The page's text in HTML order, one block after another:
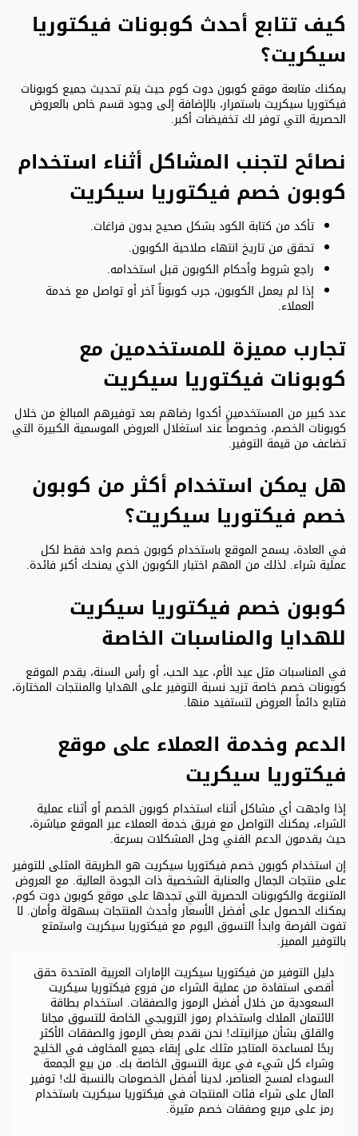
كيف تتابع أحدث كوبونات فيكتوريا
سيكريت؟
يمكنك متابعة موقع كوبون دوت كوم حيث يتم تحديث جميع كوبونات
فيكتوريا سيكريت باستمرار، بالإضافة إلى وجود قسم خاص بالعروض
الحصرية التي توفر لك تخفيضات أكبر.
نصائح لتجنب المشاكل أثناء استخدام
كوبون خصم فيكتوريا سيكريت
تأكد من كتابة الكود بشكل صحيح بدون فراغات.
تحقق من تاريخ انتهاء صلاحية الكوبون.
راجع شروط وأحكام الكوبون قبل استخدامه.
إذا لم يعمل الكوبون، جرب كوبوناً آخر أو تواصل مع خدمة
العملاء.
تجارب مميزة للمستخدمين مع
كوبونات فيكتوريا سيكريت
عدد كبير من المستخدمين أكدوا رضاهم بعد توفيرهم المبالغ من خلال
كوبونات الخصم، وخصوصاً عند استغلال العروض الموسمية الكبيرة التي
تضاعف من قيمة التوفير.
هل يمكن استخدام أكثر من كوبون
خصم فيكتوريا سيكريت؟
في العادة، يسمح الموقع باستخدام كوبون خصم واحد فقط لكل
عملية شراء. لذلك من المهم اختيار الكوبون الذي يمنحك أكبر فائدة.
كوبون خصم فيكتوريا سيكريت
للهدايا والمناسبات الخاصة
في المناسبات مثل عيد الأم، عيد الحب، أو رأس السنة، يقدم الموقع
كوبونات خصم خاصة تزيد نسبة التوفير على الهدايا والمنتجات المختارة،
فتابع دائماً العروض لتستفيد منها.
الدعم وخدمة العملاء على موقع
فيكتوريا سيكريت
إذا واجهت أي مشاكل أثناء استخدام كوبون الخصم أو أثناء عملية
الشراء، يمكنك التواصل مع فريق خدمة العملاء عبر الموقع مباشرة،
حيث يقدمون الدعم الفني وحل المشكلات بسرعة.
إن استخدام كوبون خصم فيكتوريا سيكريت هو الطريقة المثلى للتوفير
على منتجات الجمال والعناية الشخصية ذات الجودة العالية. مع العروض
المتنوعة والكوبونات الحصرية التي تجدها على موقع كوبون دوت كوم،
يمكنك الحصول على أفضل الأسعار وأحدث المنتجات بسهولة وأمان. لا
تفوت الفرصة وابدأ التسوق اليوم مع فيكتوريا سيكريت واستمتع
بالتوفير المميز.
دليل التوفير من فيكتوريا سيكريت الإمارات العربية المتحدة حقق
أقصى استفادة من عملية الشراء من فروع فيكتوريا سيكريت
السعودية من خلال أفضل الرموز والصفقات. استخدام بطاقة
الائتمان الملاك واستخدام رموز الترويجي الخاصة للتسوق مجانا
والقلق بشأن ميزانيتك! نحن نقدم بعض الرموز والصفقات الأكثر
ربحًا لمساعدة المتاجر مثلك على إبقاء جميع المخاوف في الخليج
وشراء كل شيء في عربة التسوق الخاصة بك. من بيع الجمعة
السوداء لمسح العناصر، لدينا أفضل الخصومات بالنسبة لك! توفير
المال على شراء فئات المنتجات في فيكتوريا سيكريت باستخدام
رمز على مربع وصفقات خصم مثيرة.